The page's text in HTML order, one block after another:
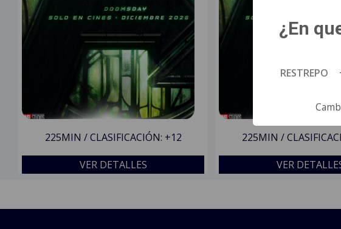
225MIN / CLASIFICACIÓN: +12
VER DETALLES
225MIN /
VER
¿En
RESTREPO